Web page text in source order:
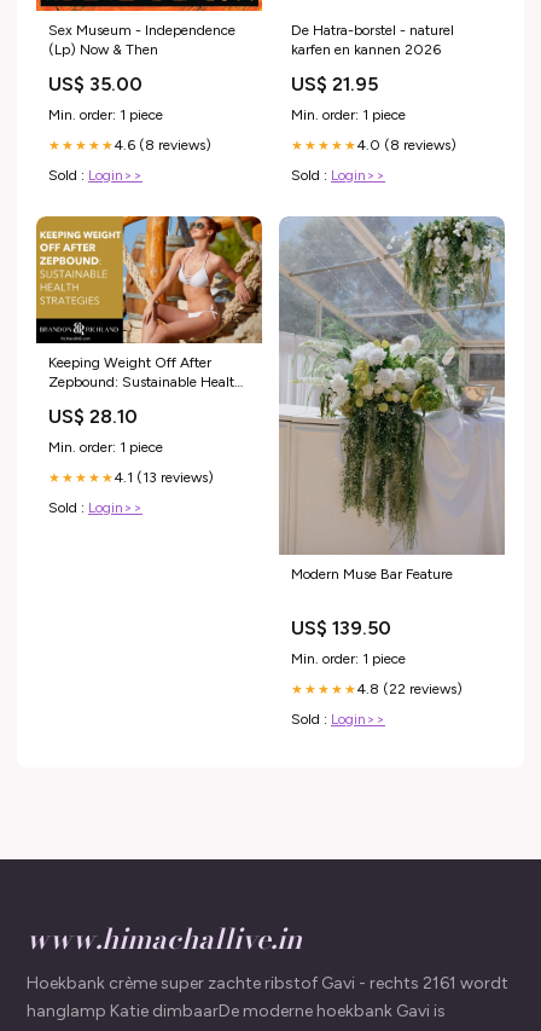
Sex Museum - Independence
(Lp) Now & Then
US$ 35.00
Min. order: 1 piece
★★★★★4.6 (8 reviews)
Sold : Login>>
De Hatra-borstel - naturel
karfen en kannen 2026
US$ 21.95
Min. order: 1 piece
★★★★★4.0 (8 reviews)
Sold : Login>>
Keeping Weight Off After
Zepbound: Sustainable Health
US$ 28.10
Min. order: 1 piece
★★★★★4.1 (13 reviews)
Sold : Login>>
Modern Muse Bar Feature
US$ 139.50
Min. order: 1 piece
★★★★★4.8 (22 reviews)
Sold : Login>>
www.himachallive.in
Hoekbank crème super zachte ribstof Gavi - rechts 2161 wordt
hanglamp Katie dimbaarDe moderne hoekbank Gavi is